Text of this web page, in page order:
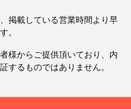
掲載している営業時間より早
。
様からご提供頂いており、内
するものではありません。